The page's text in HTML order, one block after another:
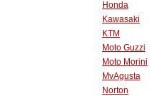
Honda
Kawasaki
KTM
Moto Guzzi
Moto Morini
MvAgusta
Norton